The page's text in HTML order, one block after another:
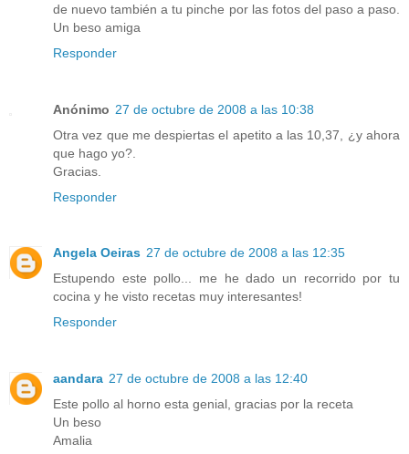
de nuevo también a tu pinche por las fotos del paso a paso.
Un beso amiga
Responder
Anónimo 27 de octubre de 2008 a las 10:38
Otra vez que me despiertas el apetito a las 10,37, ¿y ahora
que hago yo?.
Gracias.
Responder
Angela Oeiras 27 de octubre de 2008 a las 12:35
Estupendo este pollo... me he dado un recorrido por tu
cocina y he visto recetas muy interesantes!
Responder
aandara 27 de octubre de 2008 a las 12:40
Este pollo al horno esta genial, gracias por la receta
Un beso
Amalia